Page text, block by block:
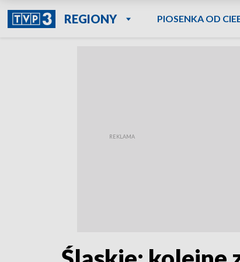
REGIONY PIOSENKA OD